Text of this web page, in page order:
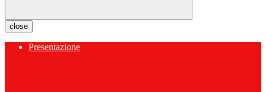
close
Presentazione